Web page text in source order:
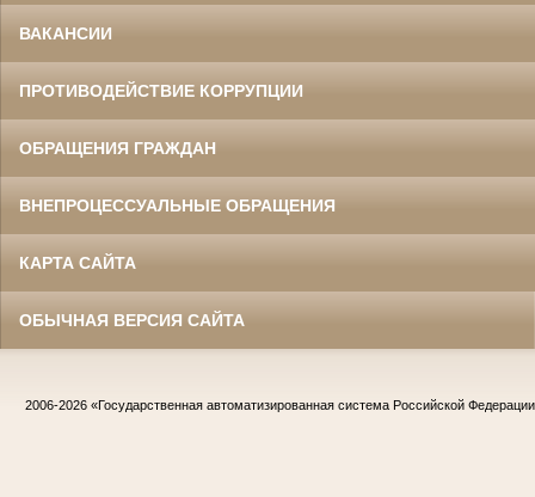
ВАКАНСИИ
ПРОТИВОДЕЙСТВИЕ КОРРУПЦИИ
ОБРАЩЕНИЯ ГРАЖДАН
ВНЕПРОЦЕССУАЛЬНЫЕ ОБРАЩЕНИЯ
КАРТА САЙТА
ОБЫЧНАЯ ВЕРСИЯ САЙТА
2006-2026 «Государственная автоматизированная система Российской